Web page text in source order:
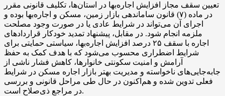
تعیین سقف مجاز افزایش اجاره‌بها در استان‌ها، تکلیف قانونی مقرر
در ماده (۷) قانون ساماندهی بازار زمین، مسکن و اجاره‌بها بوده و
اجرای آن می‌تواند در شرایط عادی یا در صورت وجود مصلحت
ملزمه انجام شود. در مقابل، پیشنهاد تمدید خودکار قراردادهای
اجاره با سقف ۲۵ درصد افزایش اجاره‌بها، سیاستی حمایتی برای
شرایط اضطراری محسوب می‌شود که با هدف کمک به حفظ
آرامش و امنیت سکونتی خانوارها، کاهش فشار ناشی از
جابه‌جایی‌های ناخواسته و مدیریت بهتر بازار اجاره مسکن در شرایط
فعلی تدوین شده و هم‌اکنون در حال طی مراحل قانونی و بررسی
در مراجع ذی‌صلاح است.